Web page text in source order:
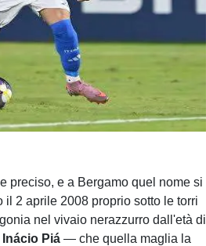
preciso, e a Bergamo quel nome si
il 2 aprile 2008 proprio sotto le torri
nel vivaio nerazzurro dall'età di
Inácio Piá — che quella maglia la